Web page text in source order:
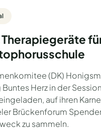
Therapiegeräte
(DK)
Herz in der
auf ihren
Brückenforum
zu sammeln.